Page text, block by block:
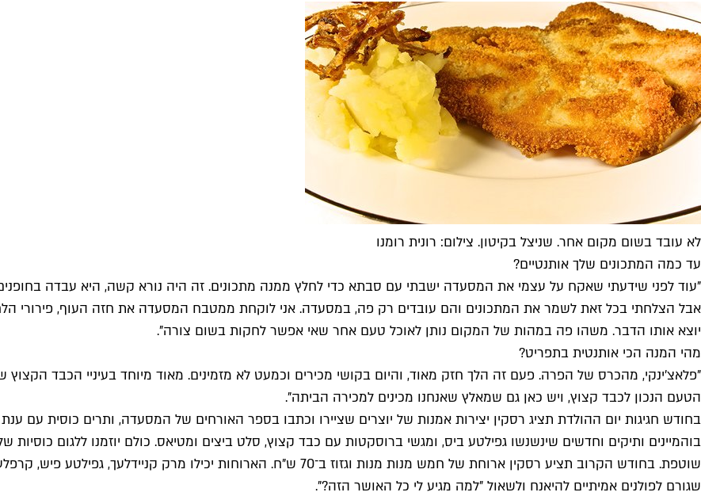
לא עובד בשום מקום אחר. שניצל בקיטון. צילום: רונית רומנו
עד כמה המתכונים שלך אותנטיים?
"עוד לפני שידעתי שאקח על עצמי את המסעדה ישבתי עם סבתא כדי לחלץ ממנה מתכונים. זה היה נורא קשה, היא עבדה בחופנים
אבל הצלחתי בכל זאת לשמר את המתכונים והם עובדים רק פה, במסעדה. אני לוקחת ממטבח המסעדה את חזה העוף, פירורי
יוצא אותו הדבר. משהו פה במהות של המקום נותן לאוכל טעם אחר שאי אפשר לחקות בשום צורה".
מהי המנה הכי אותנטית בתפריט?
"פלאצ'ינקי, מהכרס של הפרה. פעם זה הלך חזק מאוד, והיום בקושי מכירים וכמעט לא מזמינים. מאוד מיוחד בעיניי הכבד
הטעם הנכון לכבד קצוץ, ויש כאן גם שמאלץ שאנחנו מכינים למכירה הביתה".
בחודש חגיגות יום ההולדת תציג רסקין יצירות אמנות של יוצרים שציירו וכתבו בספר האורחים של המסעדה, ותרים כוסית עם ענת
בוהמיינים ותיקים וחדשים שינשנשו גפילטע ביס, ומגשי ברוסקטות עם כבד קצוץ, סלט ביצים ומטיאס. כולם יוזמנו ללגום
שוטפת. בחודש הקרוב תציע רסקין ארוחת של חמש מנות מנות וגזוז ב־70 ש"ח.
שגורם לפולנים אמיתיים להיאנח ולשאול "למה מגיע לי כל האושר הזה?".